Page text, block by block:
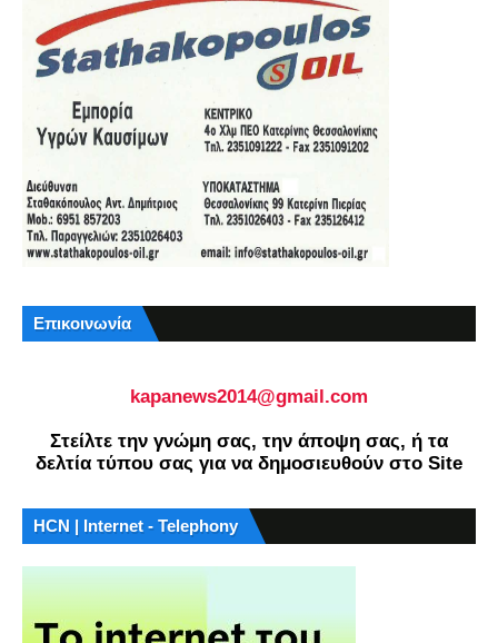
Επικοινωνία
kapanews2014@gmail.com
Στείλτε την γνώμη σας, την άποψη σας, ή τα
δελτία τύπου σας για να δημοσιευθούν στο Site
HCN | Internet - Telephony